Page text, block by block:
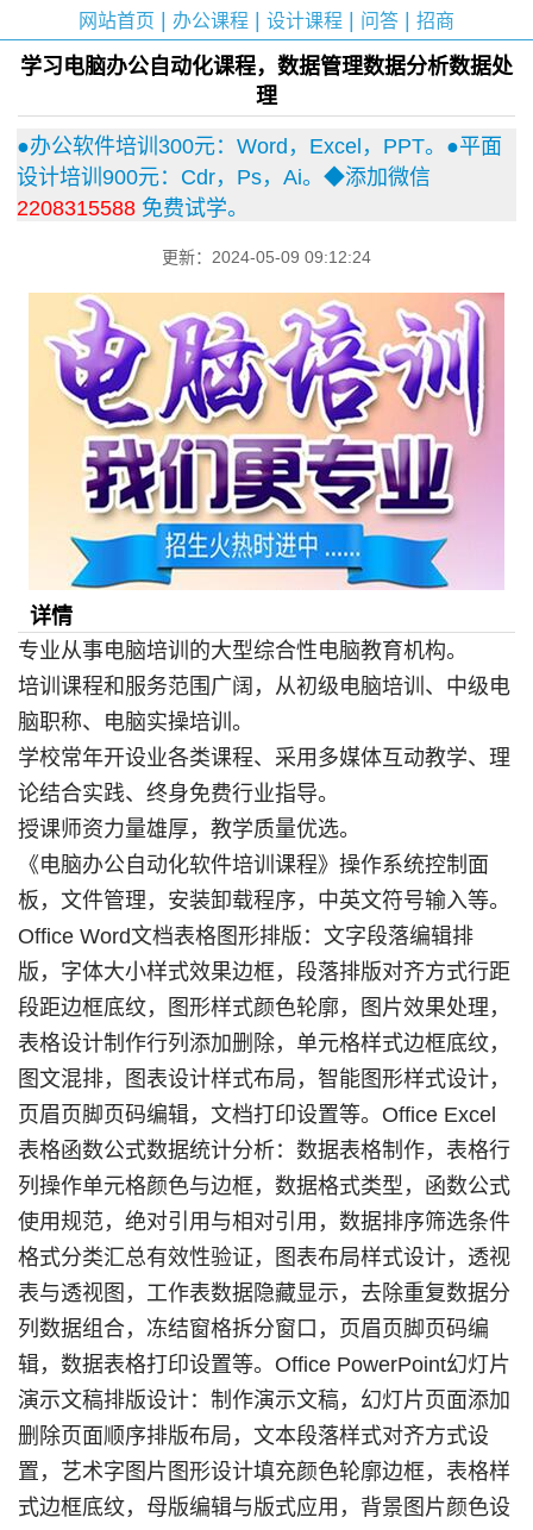
网站首页 办公课程 设计课程 问答 招商
学习电脑办公自动化课程，数据管理数据分析数据处
理
●办公软件培训300元：Word，Excel，PPT。●平面
设计培训900元：Cdr，Ps，Ai。◆添加微信
2208315588 免费试学。
更新：2024-05-09 09:12:24
详情
专业从事电脑培训的大型综合性电脑教育机构。
培训课程和服务范围广阔，从初级电脑培训、中级电
脑职称、电脑实操培训。
学校常年开设业各类课程、采用多媒体互动教学、理
论结合实践、终身免费行业指导。
授课师资力量雄厚，教学质量优选。
《电脑办公自动化软件培训课程》操作系统控制面
板，文件管理，安装卸载程序，中英文符号输入等。
Office Word文档表格图形排版：文字段落编辑排
版，字体大小样式效果边框，段落排版对齐方式行距
段距边框底纹，图形样式颜色轮廓，图片效果处理，
表格设计制作行列添加删除，单元格样式边框底纹，
图文混排，图表设计样式布局，智能图形样式设计，
页眉页脚页码编辑，文档打印设置等。Office Excel
表格函数公式数据统计分析：数据表格制作，表格行
列操作单元格颜色与边框，数据格式类型，函数公式
使用规范，绝对引用与相对引用，数据排序筛选条件
格式分类汇总有效性验证，图表布局样式设计，透视
表与透视图，工作表数据隐藏显示，去除重复数据分
列数据组合，冻结窗格拆分窗口，页眉页脚页码编
辑，数据表格打印设置等。Office PowerPoint幻灯片
演示文稿排版设计：制作演示文稿，幻灯片页面添加
删除页面顺序排版布局，文本段落样式对齐方式设
置，艺术字图片图形设计填充颜色轮廓边框，表格样
式边框底纹，母版编辑与版式应用，背景图片颜色设